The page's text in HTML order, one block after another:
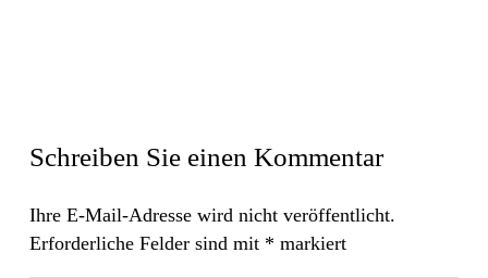
Schreiben Sie einen Kommentar
Ihre E-Mail-Adresse wird nicht veröffentlicht.
Erforderliche Felder sind mit * markiert